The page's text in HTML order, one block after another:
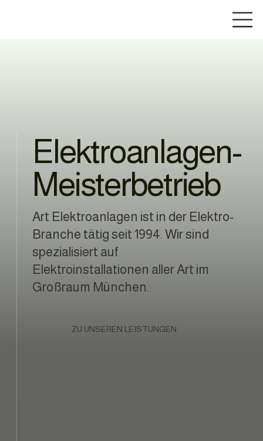
Elektroanlagen-
Meisterbetrieb
Art Elektroanlagen ist in der Elektro-
Branche tätig seit 1994. Wir sind
spezialisiert auf
Elektroinstallationen aller Art im
Großraum München.
ZU UNSEREN LEISTUNGEN